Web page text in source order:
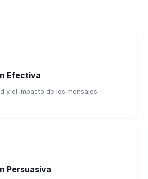
Efectiva
y el impacto de los mensajes
Persuasiva